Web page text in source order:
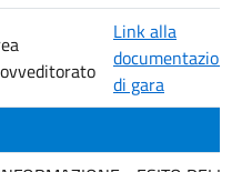
Link alla
documentazione
di gara